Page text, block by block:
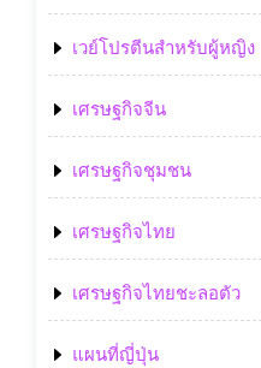
เวย์โปรตีนสำหรับผู้หญิง
เศรษฐกิจจีน
เศรษฐกิจชุมชน
เศรษฐกิจไทย
เศรษฐกิจไทยชะลอตัว
แผนที่ญี่ปุ่น